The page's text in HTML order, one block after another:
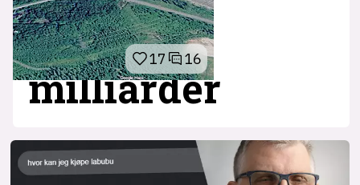
17 16
milliarder